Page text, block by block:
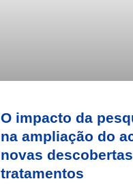
O impacto da
na ampliação do
novas
tratamentos